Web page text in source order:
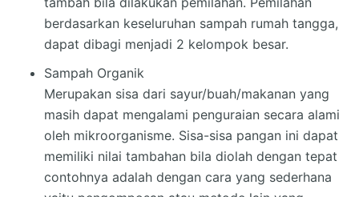
berdasarkan keseluruhan sampah rumah tangga,
dapat dibagi menjadi 2 kelompok besar.
Sampah Organik
Merupakan sisa dari sayur/buah/makanan yang
masih dapat mengalami penguraian secara alami
oleh mikroorganisme. Sisa-sisa pangan ini dapat
memiliki nilai tambahan bila diolah dengan tepat
contohnya adalah dengan cara yang sederhana